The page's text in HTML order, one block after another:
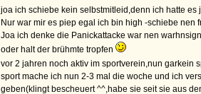
joa ich schiebe kein selbstmitleid,denn ich hatte
Nur war mir es piep egal ich bin high -schiebe nen
Joa ich denke die Panickattacke war nen
oder halt der brühmte tropfen
vor 2 jahren noch aktiv im sportverein,nun garkein
sport mache ich nun 2-3 mal die woche und ich
geben(klingt bescheuert ^^,habe sie seit sie aus